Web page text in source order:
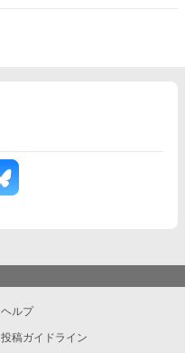
ヘルプ
投稿ガイドライン